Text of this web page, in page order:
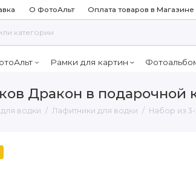
О ФотоАльт Оплата товаров в Магазине
Рамки для картин
Дракон в подарочной
водки Лафитники для водки Набор из